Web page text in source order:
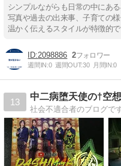
シンプルながらも日常の中にあ
写真や過去の出来事、子育ての
温かく伝えるスタイルが特徴的で
2098886 2
週間IN:0 週間OUT:30 月間IN:0
13
中二病堕天使の†空